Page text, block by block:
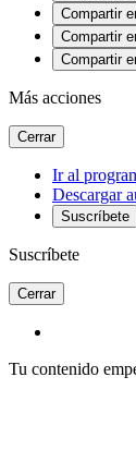
Compartir
Compartir
Compartir
Más acciones
Cerrar
Ir al
Descargar
Suscríbete
Suscríbete
Cerrar
Tu contenido